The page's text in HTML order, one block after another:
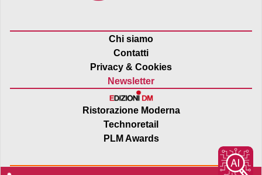
Chi siamo
Contatti
Privacy & Cookies
Newsletter
Ristorazione Moderna
Technoretail
PLM Awards